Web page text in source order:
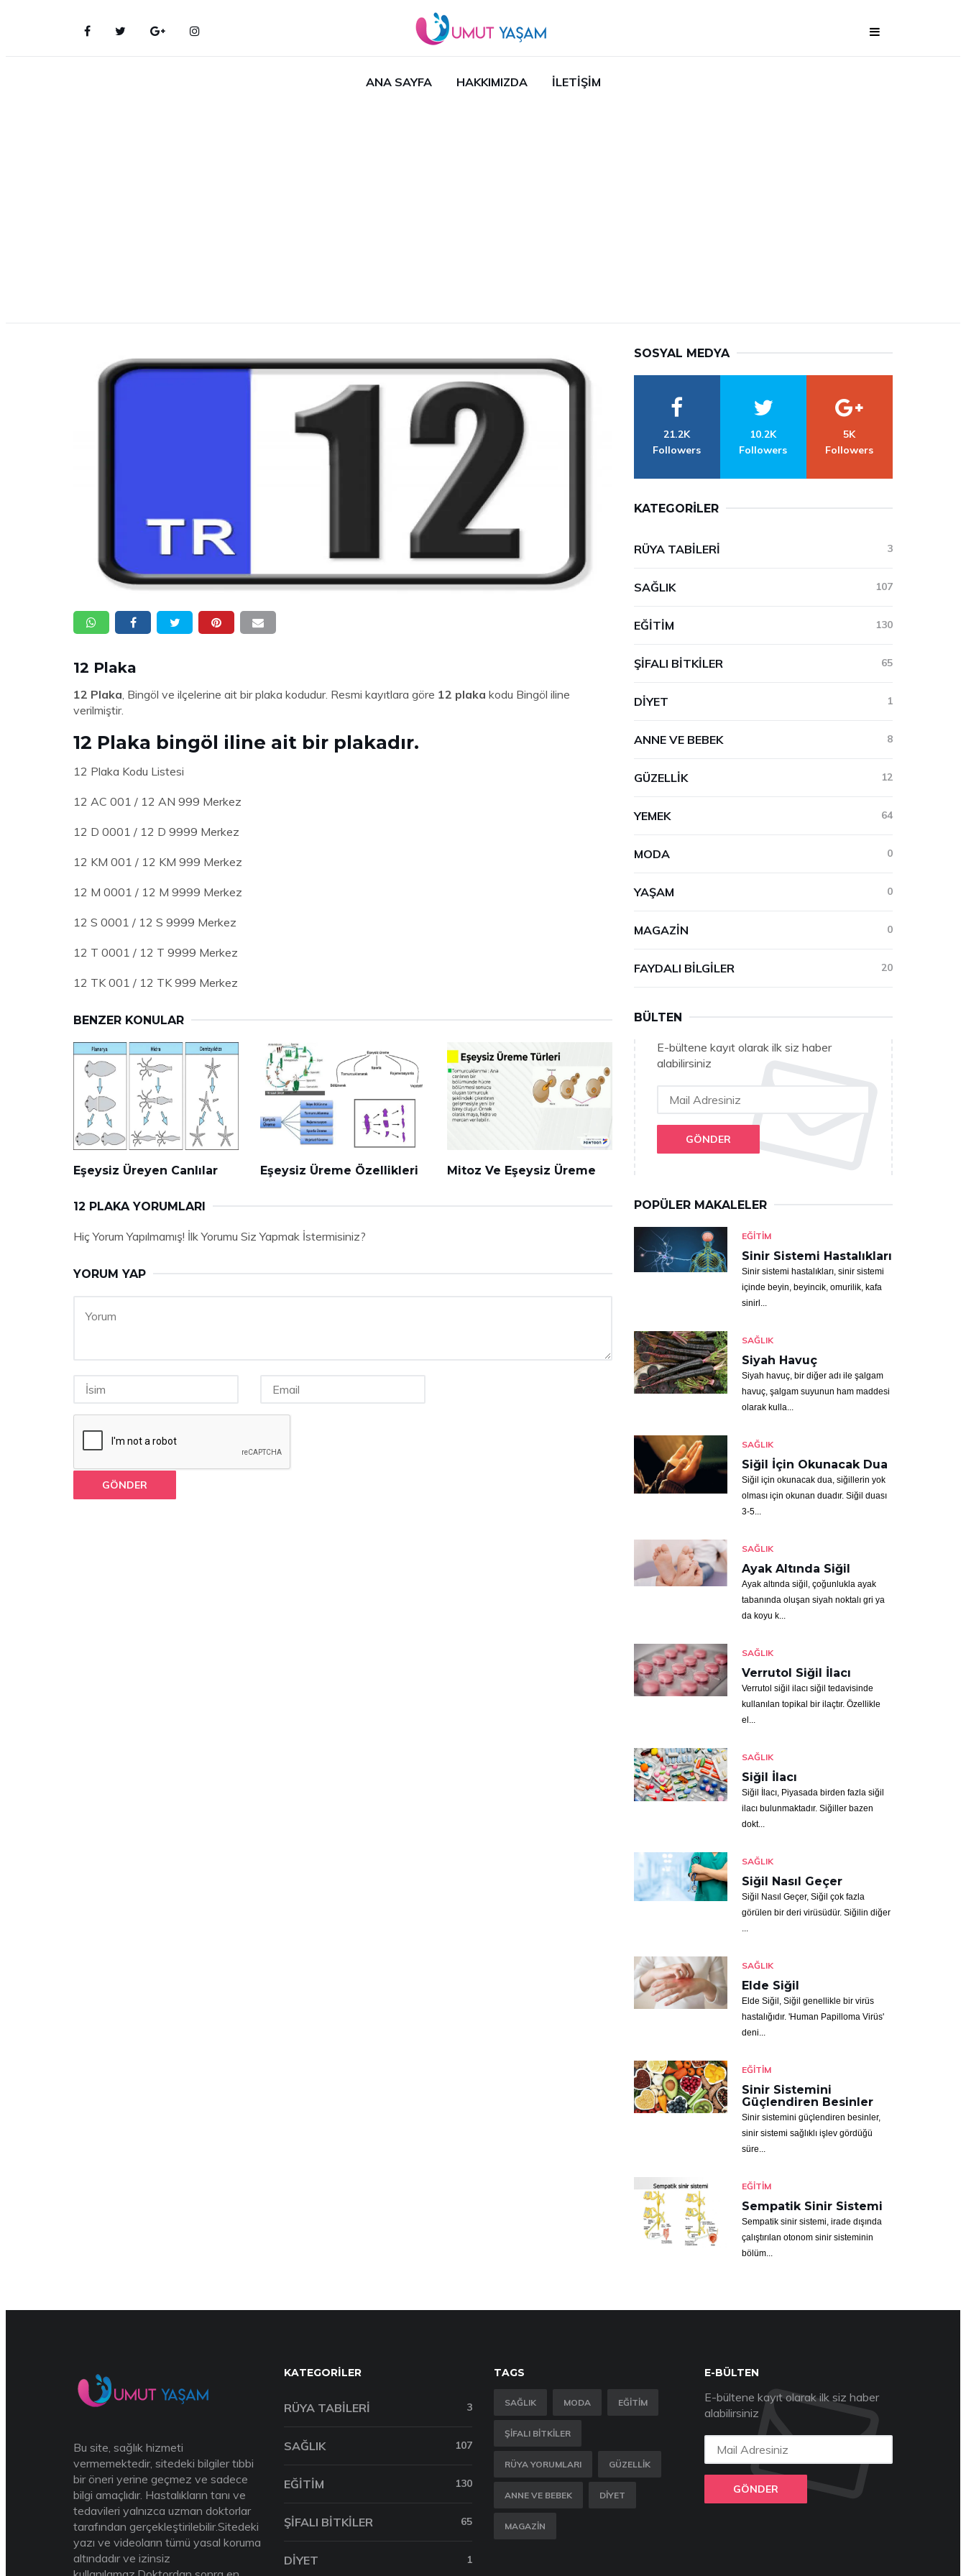
ANA SAYFA HAKKIMIZDA İLETIŞIM
12 Plaka
12 Plaka, Bingöl ve ilçelerine ait bir plaka kodudur. Resmi kayıtlara göre 12 plaka kodu Bingöl iline
verilmiştir.
12 Plaka bingöl iline ait bir plakadır.
12 Plaka Kodu Listesi
12 AC 001 / 12 AN 999 Merkez
12 D 0001 / 12 D 9999 Merkez
12 KM 001 / 12 KM 999 Merkez
12 M 0001 / 12 M 9999 Merkez
12 S 0001 / 12 S 9999 Merkez
12 T 0001 / 12 T 9999 Merkez
12 TK 001 / 12 TK 999 Merkez
BENZER KONULAR
Eşeysiz Üreyen Canlılar Eşeysiz Üreme Özellikleri Mitoz Ve Eşeysiz Üreme
12 PLAKA YORUMLARI
Hiç Yorum Yapılmamış! İlk Yorumu Siz Yapmak İstermisiniz?
YORUM YAP
GÖNDER
SOSYAL MEDYA
21.2K
Followers
10.2K
Followers
5K
Followers
KATEGORILER
RÜYA TABILERI 3
SAĞLIK 107
EĞITIM 130
ŞIFALI BITKILER 65
DIYET 1
ANNE VE BEBEK 8
GÜZELLIK 12
YEMEK 64
MODA 0
YAŞAM 0
MAGAZIN 0
FAYDALI BILGILER 20
BÜLTEN
E-bültene kayıt olarak ilk siz haber
alabilirsiniz
GÖNDER
POPÜLER MAKALELER
EĞITIM
Sinir Sistemi Hastalıkları
Sinir sistemi hastalıkları, sinir sistemi
içinde beyin, beyincik, omurilik, kafa
sinirl...
SAĞLIK
Siyah Havuç
Siyah havuç, bir diğer adı ile şalgam
havuç, şalgam suyunun ham maddesi
olarak kulla...
SAĞLIK
Siğil İçin Okunacak Dua
Siğil için okunacak dua, siğillerin yok
olması için okunan duadır. Siğil duası
3-5...
SAĞLIK
Ayak Altında Siğil
Ayak altında siğil, çoğunlukla ayak
tabanında oluşan siyah noktalı gri ya
da koyu k...
SAĞLIK
Verrutol Siğil İlacı
Verrutol siğil ilacı siğil tedavisinde
kullanılan topikal bir ilaçtır. Özellikle
el...
SAĞLIK
Siğil İlacı
Siğil İlacı, Piyasada birden fazla siğil
ilacı bulunmaktadır. Siğiller bazen
dokt...
SAĞLIK
Siğil Nasıl Geçer
Siğil Nasıl Geçer, Siğil çok fazla
görülen bir deri virüsüdür. Siğilin diğer
...
SAĞLIK
Elde Siğil
Elde Siğil, Siğil genellikle bir virüs
hastalığıdır. 'Human Papilloma Virüs'
deni...
EĞITIM
Sinir Sistemini
Güçlendiren Besinler
Sinir sistemini güçlendiren besinler,
sinir sistemi sağlıklı işlev gördüğü
süre...
EĞITIM
Sempatik Sinir Sistemi
Sempatik sinir sistemi, irade dışında
çalıştırılan otonom sinir sisteminin
bölüm...
Bu site, sağlık hizmeti
vermemektedir, sitedeki bilgiler tıbbi
bir öneri yerine geçmez ve sadece
bilgi amaçlıdır. Hastalıkların tanı ve
tedavileri yalnızca uzman doktorlar
tarafından gerçekleştirilebilir.Sitedeki
yazı ve videoların tümü yasal koruma
altındadır ve izinsiz
KATEGORILER
RÜYA TABILERI 3
SAĞLIK 107
EĞITIM 130
ŞIFALI BITKILER 65
DIYET 1
TAGS
SAĞLIK MODA EĞITIM
ŞIFALI BITKILER
RÜYA YORUMLARI GÜZELLIK
ANNE VE BEBEK DIYET
MAGAZIN
E-BÜLTEN
E-bültene kayıt olarak ilk siz haber
alabilirsiniz
GÖNDER